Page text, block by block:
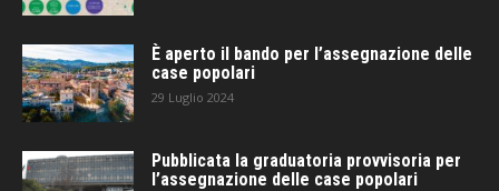
È aperto il bando per l’assegnazione delle
case popolari
29 Luglio 2024
Pubblicata la graduatoria provvisoria per
l’assegnazione delle case popolari